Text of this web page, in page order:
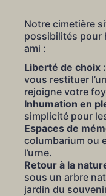
Notre cimetière
possibilités pour
ami :
Liberté de choix :
vous restituer
rejoigne votre
Inhumation en
simplicité pour
Espaces de
columbarium ou
l’urne.
Retour à la
sous un arbre
jardin du